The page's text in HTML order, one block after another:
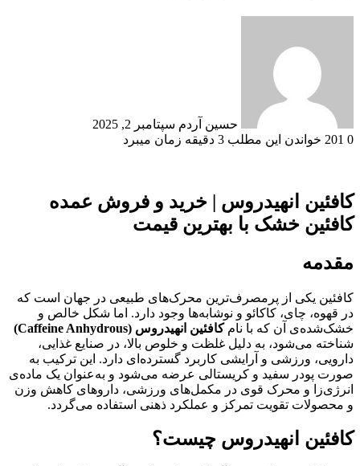
حسین آردم سپتامبر 2, 2025
0
خواندن این مطلب 3 دقیقه زمان میبرد
کافئین انهیدروس | خرید و فروش عمده
کافئین خشک با بهترین قیمت
مقدمه
کافئین یکی از پرمصرف‌ترین محرک‌های طبیعی در جهان است که
در قهوه، چای، کاکائو و نوشابه‌ها وجود دارد. اما شکل خالص و
خشک‌شده‌ی آن که با نامکافئین انهیدروس (Caffeine Anhydrous)
شناخته می‌شود، به دلیل غلظت و خلوص بالا، در صنایع غذایی،
دارویی، ورزشی و آرایشی کاربرد گسترده‌ای دارد. این ترکیب به
صورت پودر سفید و کریستالی عرضه می‌شود و به‌عنوان یک ماده‌ی
انرژی‌زا و محرک قوی در مکمل‌های ورزشی، داروهای کاهش وزن
و محصولات تقویت تمرکز و عملکرد ذهنی استفاده می‌گردد.
کافئین انهیدروس چیست؟